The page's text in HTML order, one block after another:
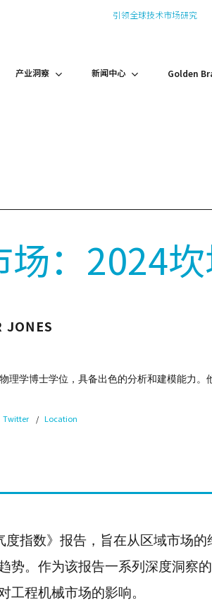
引领全球技术市场研究
产业洞察 新闻中心 Golden
：2024
JONES
理学博士学位，具备出色的分析和建模能力
Twitter Location
度指数》报告，旨在从区域市场
势。作为该报告一系列深度洞察
工程机械市场的影响。